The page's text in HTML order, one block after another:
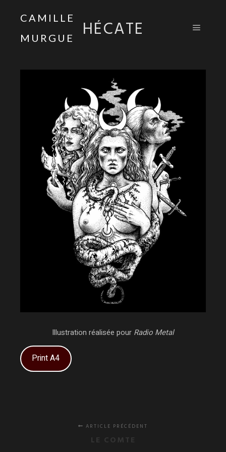
CAMILLE
MURGUE
HÉCATE
Illustration réalisée pour Radio Metal
Print A4
ARTICLE PRÉCÉDENT
LE COMTE